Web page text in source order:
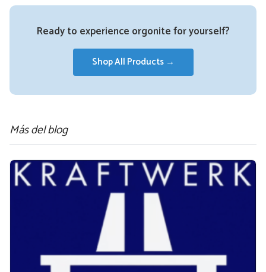
Ready to experience orgonite for yourself?
Shop All Products →
Más del blog